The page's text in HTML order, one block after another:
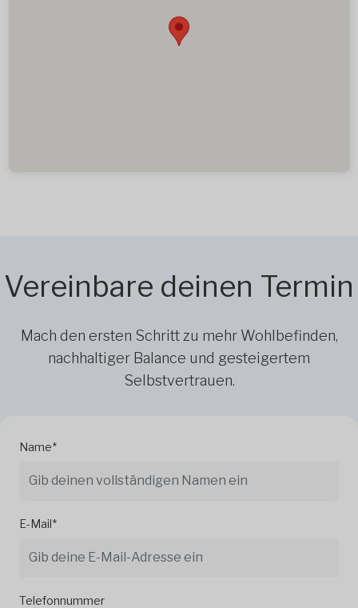
Vereinbare deinen Termin
Mach den ersten Schritt zu mehr Wohlbefinden,
nachhaltiger Balance und gesteigertem
Selbstvertrauen.
Name*
E-Mail*
Telefonnummer